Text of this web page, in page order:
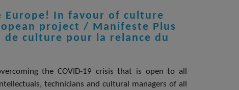
In favour of culture
project / Manifeste Plus
de culture pour la relance du
the COVID-19 crisis that is open to all
technicians and cultural managers of all